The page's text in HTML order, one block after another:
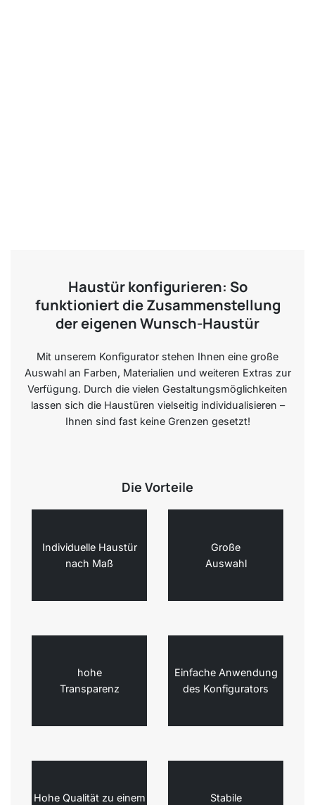
Haustür konfigurieren: So
funktioniert die Zusammenstellung
der eigenen Wunsch-Haustür
Mit unserem Konfigurator stehen Ihnen eine große
Auswahl an Farben, Materialien und weiteren Extras zur
Verfügung. Durch die vielen Gestaltungsmöglichkeiten
lassen sich die Haustüren vielseitig individualisieren –
Ihnen sind fast keine Grenzen gesetzt!
Die Vorteile
Individuelle Haustür
nach Maß
Große
Auswahl
hohe
Transparenz
Einfache Anwendung
des Konfigurators
Hohe Qualität zu einem
Stabile